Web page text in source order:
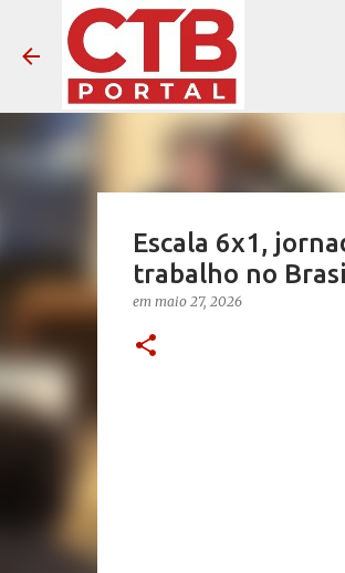
Escala 6x1,
trabalho no
em maio 27, 2026